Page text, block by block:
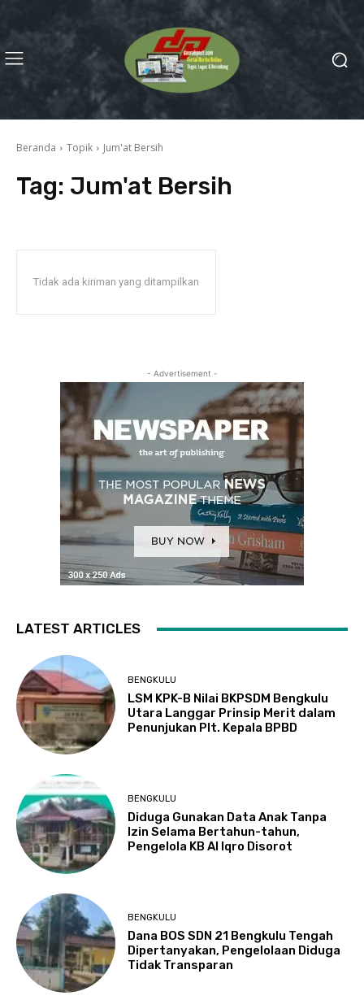
Beranda Topik Jum'at Bersih
Tag: Jum'at Bersih
Tidak ada kiriman yang ditampilkan
- Advertisement -
LATEST ARTICLES
BENGKULU
LSM KPK-B Nilai BKPSDM Bengkulu
Utara Langgar Prinsip Merit dalam
Penunjukan Plt. Kepala BPBD
BENGKULU
Diduga Gunakan Data Anak Tanpa
Izin Selama Bertahun-tahun,
Pengelola KB Al Iqro Disorot
BENGKULU
Dana BOS SDN 21 Bengkulu Tengah
Dipertanyakan, Pengelolaan Diduga
Tidak Transparan